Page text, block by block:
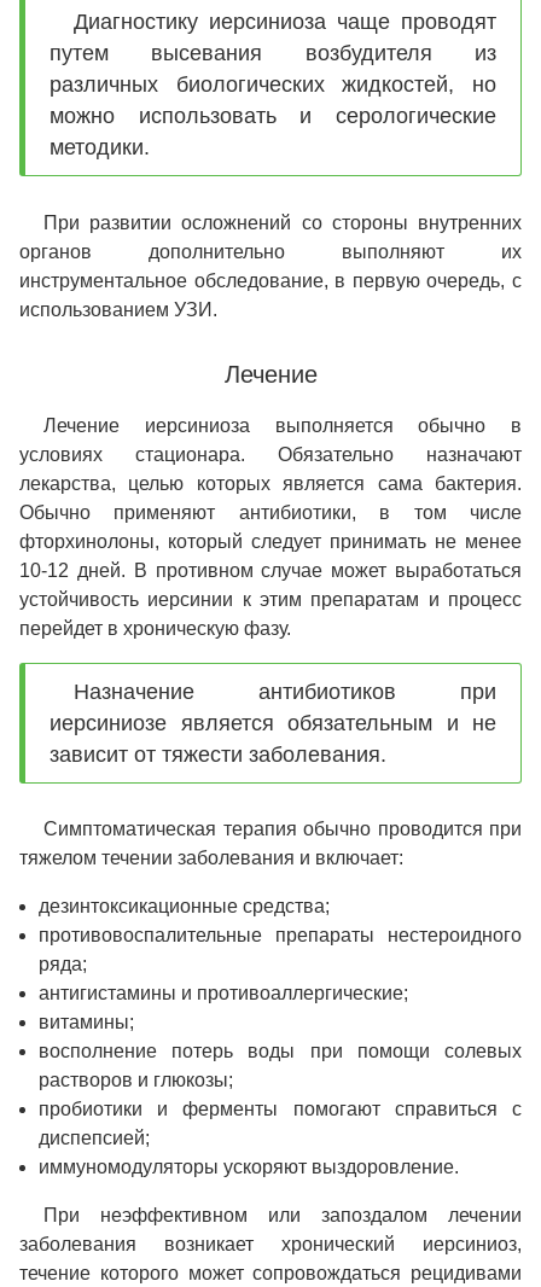
Диагностику иерсиниоза чаще проводят
путем высевания возбудителя из
различных биологических жидкостей, но
можно использовать и серологические
методики.
При развитии осложнений со стороны внутренних
органов дополнительно выполняют их
инструментальное обследование, в первую очередь, с
использованием УЗИ.
Лечение
Лечение иерсиниоза выполняется обычно в
условиях стационара. Обязательно назначают
лекарства, целью которых является сама бактерия.
Обычно применяют антибиотики, в том числе
фторхинолоны, который следует принимать не менее
10-12 дней. В противном случае может выработаться
устойчивость иерсинии к этим препаратам и процесс
перейдет в хроническую фазу.
Назначение антибиотиков при
иерсиниозе является обязательным и не
зависит от тяжести заболевания.
Симптоматическая терапия обычно проводится при
тяжелом течении заболевания и включает:
дезинтоксикационные средства;
противовоспалительные препараты нестероидного
ряда;
антигистамины и противоаллергические;
витамины;
восполнение потерь воды при помощи солевых
растворов и глюкозы;
пробиотики и ферменты помогают справиться с
диспепсией;
иммуномодуляторы ускоряют выздоровление.
При неэффективном или запоздалом лечении
заболевания возникает хронический иерсиниоз,
течение которого может сопровождаться рецидивами